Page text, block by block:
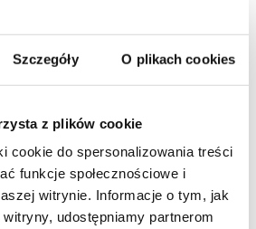
Szczegóły O plikach cookies
z plików cookie
cookie do spersonalizowania treści
funkcje społecznościowe i
witrynie. Informacje o tym, jak
udostępniamy partnerom
– realne
które wykorzystasz w
na każdym etapie.
– dokument
pracodawców w Polsce i